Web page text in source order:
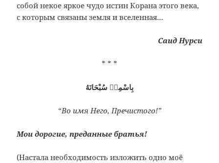
собой некое яркое чудо истин Корана этого века,
с которым связаны земля и вселенная…
Саид Нурси
* * *
بِاسْمِهٖ سُبْحَانَهُ
“Во имя Него, Пречистого!”
Мои дорогие, преданные братья!
(Настала необходимость изложить одно моё